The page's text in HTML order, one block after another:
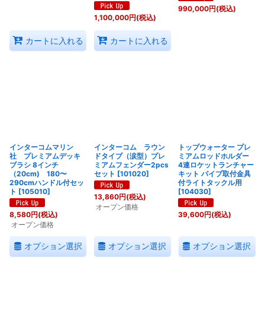
カートに入れる
1,100,000円(税込)
カートに入れる
990,000円(税込)
インターコムマリン
社 プレミアムデッキ
ブラシ 8インチ
（20cm) 180〜
290cmハンドル付セッ
ト [105010]
8,580円(税込)
オープン価格
オプション選択
インターコム ラウン
ドタイプ（涙型）プレ
ミアムフェンダー2pcs
セット [101020]
13,860円(税込)
オープン価格
オプション選択
トップウォーター プレ
ミアムロッドホルダー
4連ロケットランチャー
キット パイプ取付金具
付ライトタックル用
[104030]
39,600円(税込)
オプション選択